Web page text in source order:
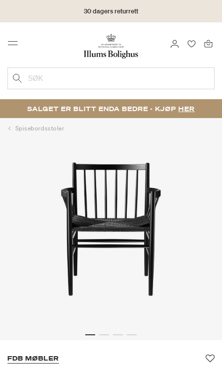
30 dagers returrett
Menu LOGG INN
SØK
SALGET ER BLITT ENDA BEDRE - KJØP HER
Spisebordsstoler
FDB MØBLER